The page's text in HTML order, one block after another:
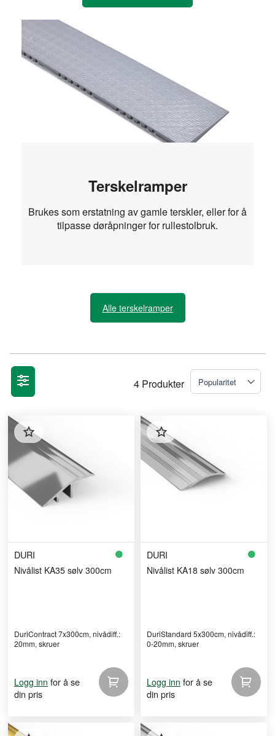
Terskelramper
Brukes som erstatning av gamle terskler, eller for å
tilpasse døråpninger for rullestolbruk.
Alle terskelramper
4 Produkter
DURI
Nivålist KA35 sølv 300cm
DuriContract 7x300cm, nivådiff.:
20mm, skruer
Logg inn for å se
din pris
DURI
Nivålist KA18 sølv 300cm
DuriStandard 5x300cm, nivådiff.:
0-20mm, skruer
Logg inn for å se
din pris